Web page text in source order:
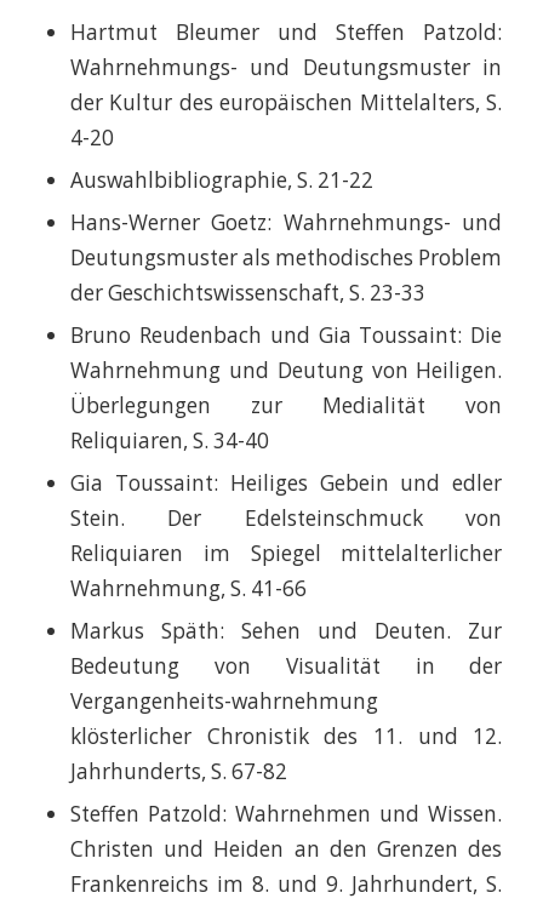
Hartmut Bleumer und Steffen Patzold:
Wahrnehmungs- und Deutungsmuster in
der Kultur des europäischen Mittelalters, S.
4-20
Auswahlbibliographie, S. 21-22
Hans-Werner Goetz: Wahrnehmungs- und
Deutungsmuster als methodisches Problem
der Geschichtswissenschaft, S. 23-33
Bruno Reudenbach und Gia Toussaint: Die
Wahrnehmung und Deutung von Heiligen.
Überlegungen zur Medialität von
Reliquiaren, S. 34-40
Gia Toussaint: Heiliges Gebein und edler
Stein. Der Edelsteinschmuck von
Reliquiaren im Spiegel mittelalterlicher
Wahrnehmung, S. 41-66
Markus Späth: Sehen und Deuten. Zur
Bedeutung von Visualität in der
Vergangenheits-wahrnehmung
klösterlicher Chronistik des 11. und 12.
Jahrhunderts, S. 67-82
Steffen Patzold: Wahrnehmen und Wissen.
Christen und Heiden an den Grenzen des
Frankenreichs im 8. und 9. Jahrhundert, S.